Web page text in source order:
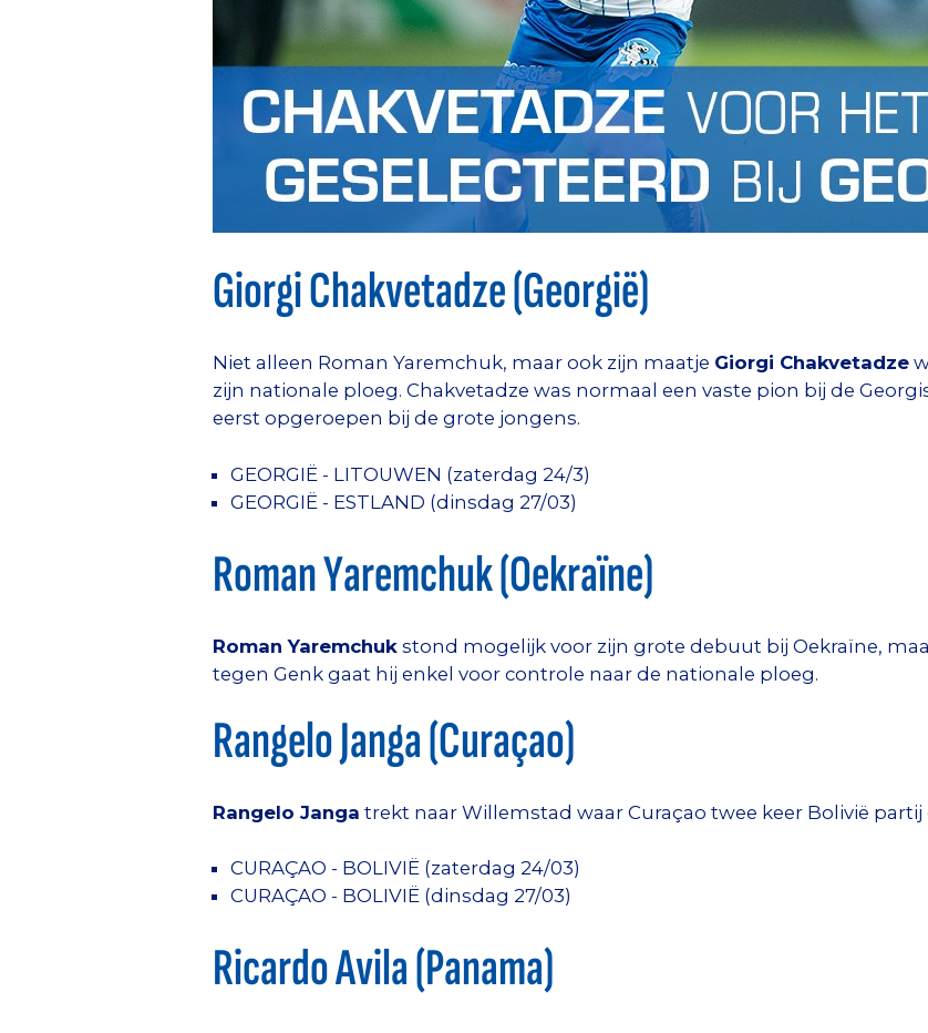
Giorgi Chakvetadze (Georgië)
Niet alleen Roman Yaremchuk, maar ook zijn maatje Giorgi Chakvetadze
zijn nationale ploeg. Chakvetadze was normaal een vaste pion bij de
eerst opgeroepen bij de grote jongens.
GEORGIË - LITOUWEN (zaterdag 24/3)
GEORGIË - ESTLAND (dinsdag 27/03)
Roman Yaremchuk (Oekraïne)
Roman Yaremchuk stond mogelijk voor zijn grote debuut bij Oekraïne,
tegen Genk gaat hij enkel voor controle naar de nationale ploeg.
Rangelo Janga (Curaçao)
Rangelo Janga trekt naar Willemstad waar Curaçao twee keer Bolivië partij
CURAÇAO - BOLIVIË (zaterdag 24/03)
CURAÇAO - BOLIVIË (dinsdag 27/03)
Ricardo Avila (Panama)